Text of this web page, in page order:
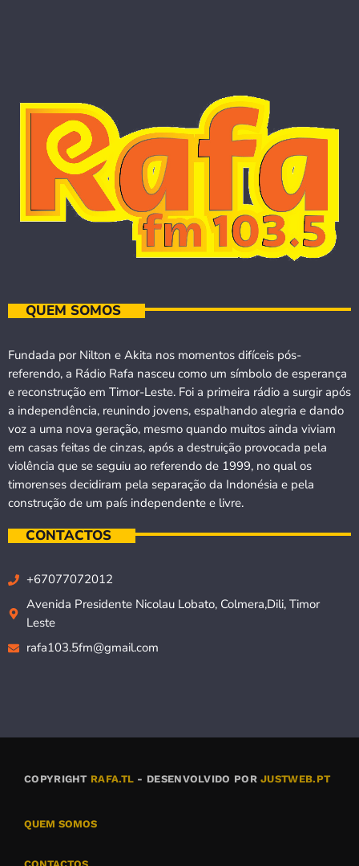
QUEM SOMOS
Fundada por Nilton e Akita nos momentos difíceis pós-
referendo, a Rádio Rafa nasceu como um símbolo de esperança
e reconstrução em Timor-Leste. Foi a primeira rádio a surgir após
a independência, reunindo jovens, espalhando alegria e dando
voz a uma nova geração, mesmo quando muitos ainda viviam
em casas feitas de cinzas, após a destruição provocada pela
violência que se seguiu ao referendo de 1999, no qual os
timorenses decidiram pela separação da Indonésia e pela
construção de um país independente e livre.
CONTACTOS
+67077072012
Avenida Presidente Nicolau Lobato, Colmera,Dili, Timor
Leste
rafa103.5fm@gmail.com
COPYRIGHT RAFA.TL - DESENVOLVIDO PORJUSTWEB.PT
QUEM SOMOS